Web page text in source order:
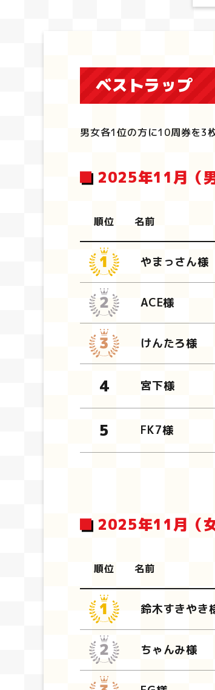
ベストラップ
男女各1位の方に10周券を3
2025年11月（
順位 名前
やまっさん様
ACE様
けんたろ様
宮下様
FK7様
2025年11月（
順位 名前
鈴木すきやき
ちゃんみ様